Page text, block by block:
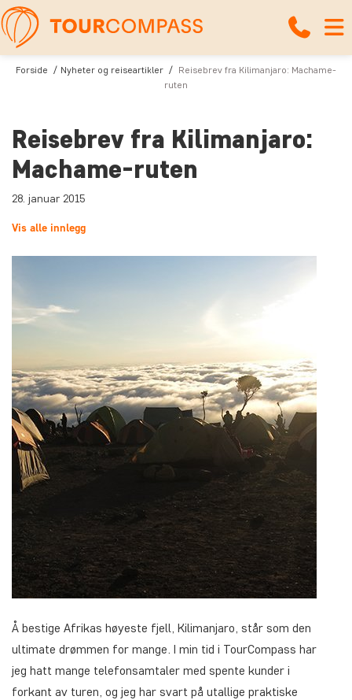
Forside Nyheter og reiseartikler
Reisebrev fra Kilimanjaro: Machame-
ruten
Reisebrev fra Kilimanjaro:
Machame-ruten
28. januar 2015
Vis alle innlegg
Å bestige Afrikas høyeste fjell, Kilimanjaro, står som den
ultimate drømmen for mange. I min tid i TourCompass har
jeg hatt mange telefonsamtaler med spente kunder i
forkant av turen, og jeg har svart på utallige praktiske